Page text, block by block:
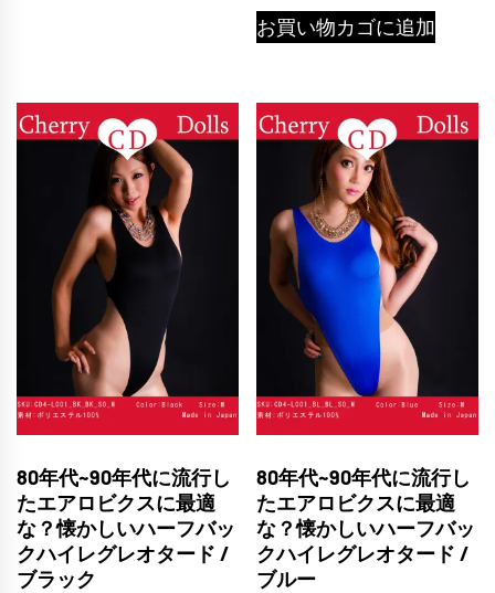
お買い物カゴに追加
80年代~90年代に流行し
たエアロビクスに最適
な？懐かしいハーフバッ
クハイレグレオタード /
ブラック
80年代~90年代に流行し
たエアロビクスに最適
な？懐かしいハーフバッ
クハイレグレオタード /
ブルー